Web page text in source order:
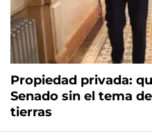
Propiedad privada:
Senado sin el tema
tierras